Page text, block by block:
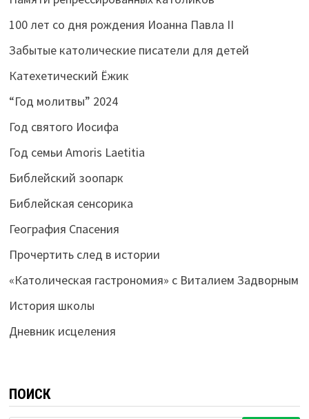
100 лет со дня рождения Иоанна Павла II
Забытые католические писатели для детей
Катехетический Ёжик
“Год молитвы” 2024
Год святого Иосифа
Год семьи Amoris Laetitia
Библейский зоопарк
Библейская сенсорика
География Спасения
Прочертить след в истории
«Католическая гастрономия» с Виталием Задворным
История школы
Дневник исцеления
ПОИСК